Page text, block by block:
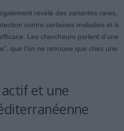
révélé des variantes rares,
contre certaines maladies et à
Les chercheurs parlent d’une
que l’on ne retrouve que chez une
et une